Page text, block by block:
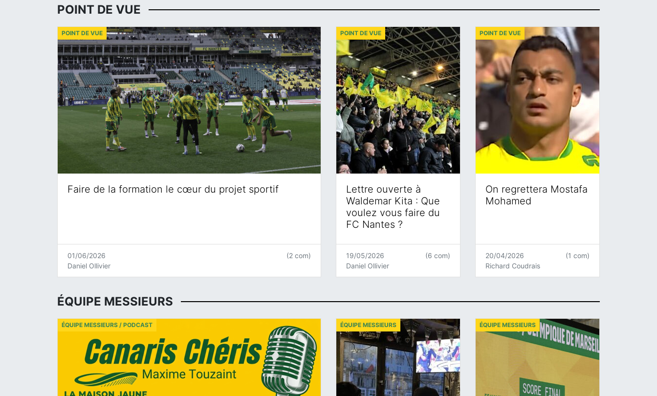
POINT DE VUE
Faire de la formation le cœur du projet sportif
POINT DE VUE
01/06/2026
Daniel Ollivier
(2 com)
Lettre ouverte à
Waldemar Kita : Que
voulez vous faire du
FC Nantes ?
POINT DE VUE
19/05/2026
Daniel Ollivier
(6 com)
On regrettera Mostafa
Mohamed
POINT DE VUE
20/04/2026
Richard Coudrais
(1 com)
ÉQUIPE MESSIEURS
ÉQUIPE MESSIEURS / PODCAST ÉQUIPE MESSIEURS ÉQUIPE MESSIEURS